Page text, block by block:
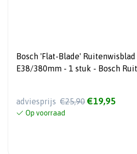
Bosch 'Flat-Blade' Ruitenwisblad
E38/380mm - 1 stuk - Bosch
adviesprijs €25,90 €19,95
Op voorraad